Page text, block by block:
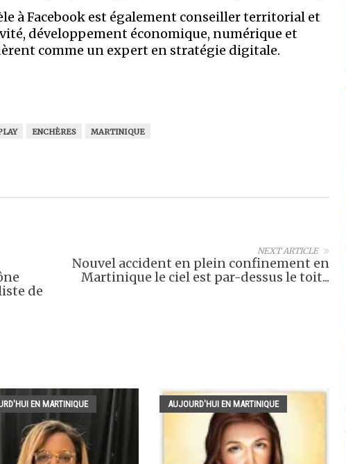
à Facebook est également conseiller territorial et
développement économique, numérique et
comme un expert en stratégie digitale.
ENCHÈRES MARTINIQUE
NEXT ARTICLE
Nouvel accident en plein confinement en
Martinique le ciel est par-dessus le toit...
de
EN MARTINIQUE AUJOURD'HUI EN MARTINIQUE